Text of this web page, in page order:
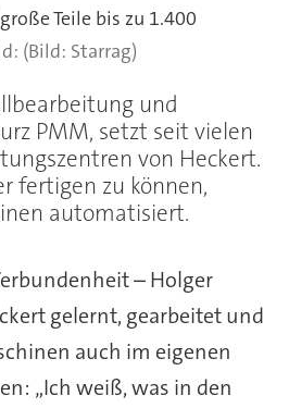
Teile bis zu 1.400
(Bild: Starrag)
und
PMM, setzt seit vielen
von Heckert.
fertigen zu können,
automatisiert.
– Holger
gelernt, gearbeitet und
auch im eigenen
„Ich weiß, was in den